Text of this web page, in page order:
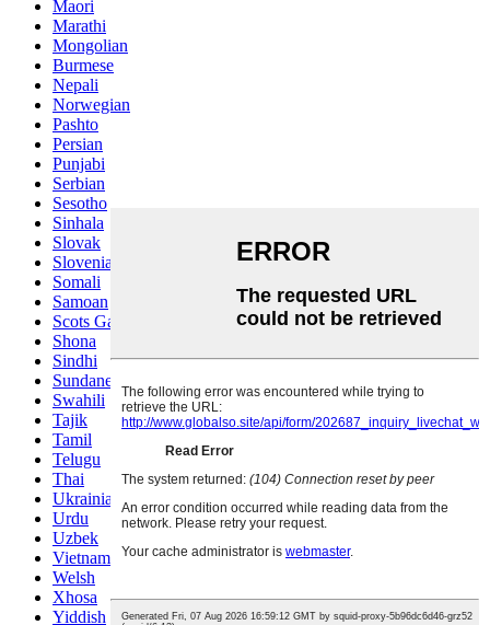
Maori
Marathi
Mongolian
Burmese
Nepali
Norwegian
Pashto
Persian
Punjabi
Serbian
Sesotho
Sinhala
Slovak
Slovenian
Somali
Samoan
Scots Gaelic
Shona
Sindhi
Sundanese
Swahili
Tajik
Tamil
Telugu
Thai
Ukrainian
Urdu
Uzbek
Vietnamese
Welsh
Xhosa
Yiddish